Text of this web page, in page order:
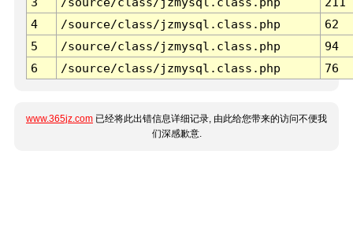
4
/source/class/jzmysql.class.php
62
5
/source/class/jzmysql.class.php
94
6
/source/class/jzmysql.class.php 76
www.365jz.com 已经将此出错信息详细记录, 由此给您带来的访问不便我
们深感歉意.